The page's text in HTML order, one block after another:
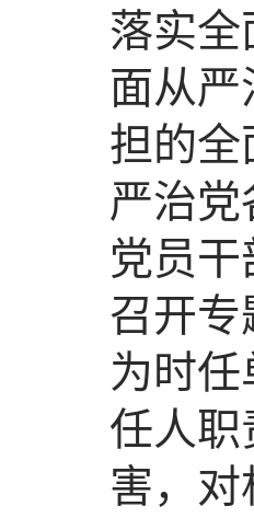
落实全
面从
担的全
严治
党员
召开专
为时
任人职
害，对